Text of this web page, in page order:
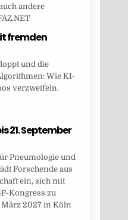
andere
fremden
und die
Wie KI-
verzweifeln.
21. September
Pneumologie und
Forschende aus
ein, sich mit
Kongress zu
März 2027 in Köln